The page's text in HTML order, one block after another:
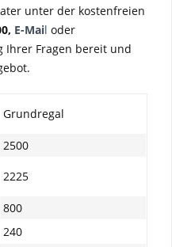
unter der kostenfreien
E-Mail oder
Ihrer Fragen bereit und
Grundregal
2500
2225
800
240